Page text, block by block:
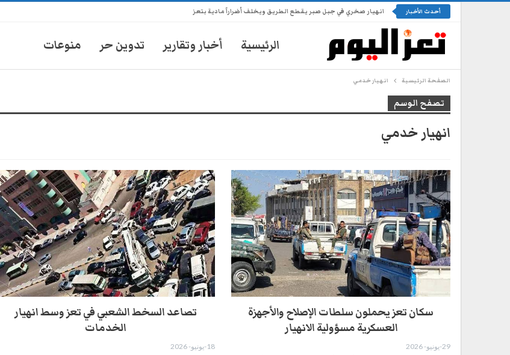
أحدث الأخبار انهيار صخري في جبل صبر يقطع الطريق ويخلف أضراراً مادية بتعز
الرئيسية أخبار وتقارير تدوين حر منوعات
الصفحة الرئيسية انهيار خدمي
تصفح الوسم
انهيار خدمي
سكان تعز يحملون سلطات الإصلاح والأجهزة
العسكرية مسؤولية الانهيار ​
29-يونيو- 2026
تصاعد السخط الشعبي في تعز وسط انهيار
الخدمات
18-يونيو- 2026